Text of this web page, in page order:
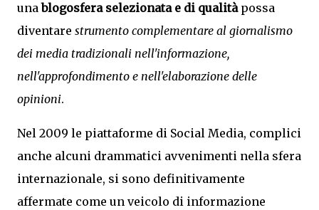
unablogosfera selezionata e di qualitàpossa
diventare strumento complementare al giornalismo
dei media tradizionali nell'informazione,
nell'approfondimento e nell'elaborazione delle
opinioni.
Nel 2009 le piattaforme di Social Media, complici
anche alcuni drammatici avvenimenti nella sfera
internazionale, si sono definitivamente
affermate come un veicolo di informazione